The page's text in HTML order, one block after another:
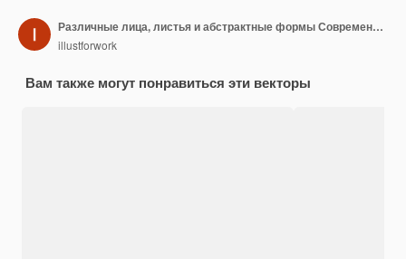
Различные лица, листья и абстрактные формы Современные векторные иллюстрации
illustforwork
Вам также могут понравиться эти векторы